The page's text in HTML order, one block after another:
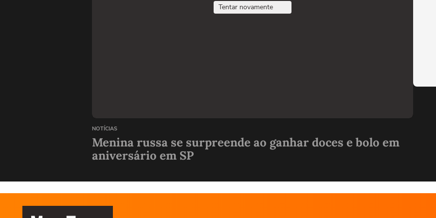
Tentar novamente
NOTÍCIAS
Menina russa se surpreende ao ganhar doces e bolo em
aniversário em SP